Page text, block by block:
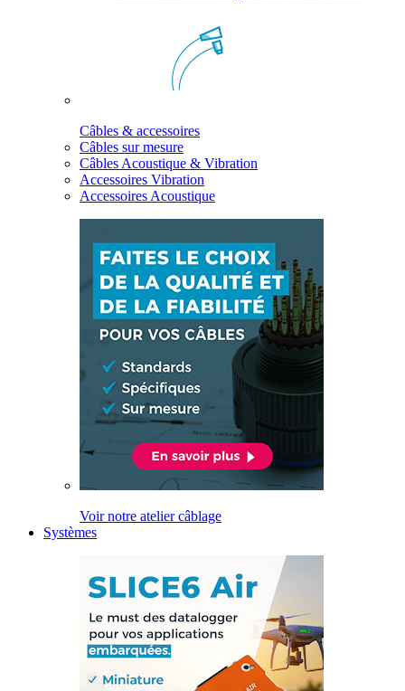
Câbles & accessoires
Câbles sur mesure
Câbles Acoustique & Vibration
Accessoires Vibration
Accessoires Acoustique
Voir notre atelier câblage
Systèmes